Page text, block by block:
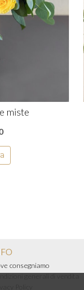
miste
consegniamo